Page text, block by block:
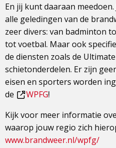
En jij kunt daaraan
alle geledingen van de
Dit
is
een
externe
pagina
zeer divers: van badminton
tot voetbal. Maar ook
de diensten zoals de
schietonderdelen. Er zijn
eisen en sporters worden
de
is
een
externe
WPFG!
Kijk voor meer informatie
waarop jouw regio zich
Dit
www.brandweer.nl/wpfg/